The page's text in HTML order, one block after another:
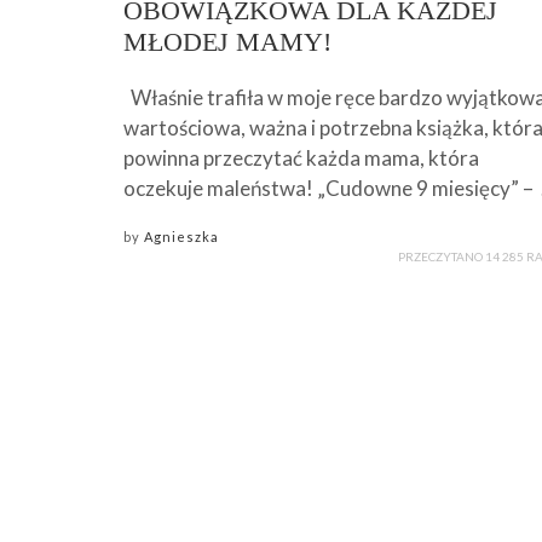
OBOWIĄZKOWA DLA KAŻDEJ
MŁODEJ MAMY!
Właśnie trafiła w moje ręce bardzo
wartościowa, ważna i potrzebna książka, która
powinna przeczytać każda mama, która
oczekuje maleństwa! „Cudowne 9 miesięcy”
by Agnieszka
PRZECZYTANO 14 285